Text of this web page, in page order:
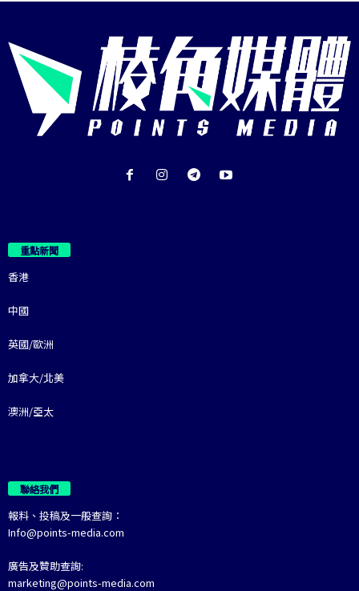
重點新聞
香港
中國
英國/歐洲
加拿大/北美
澳洲/亞太
聯絡我們
報料、投稿及一般查詢：
Info@points-media.com
廣告及贊助查詢:
marketing@points-media.com